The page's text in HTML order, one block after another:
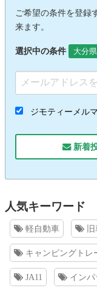
ご希望の条件を登録
来ます。
選択中の条件 大分県
ジモティーメル
新着
人気キーワード
軽自動車
キャンピングトレ
JA11 インパ